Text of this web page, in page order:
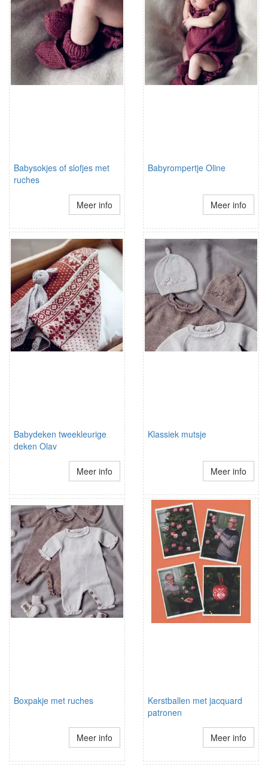
Babysokjes of slofjes met
ruches
Meer info
Babyrompertje Oline
Meer info
Babydeken tweekleurige
deken Olav
Meer info
Klassiek mutsje
Meer info
Boxpakje met ruches
Meer info
Kerstballen met jacquard
patronen
Meer info